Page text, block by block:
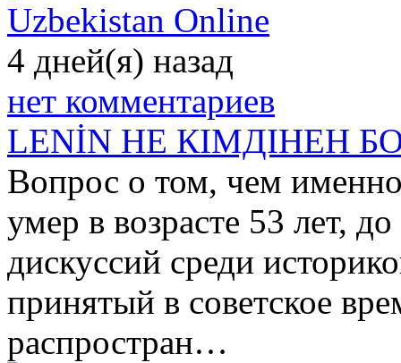
Uzbekistan Online
4 дней(я) назад
нет комментариев
LENİN НЕ КІМДІНЕН
Вопрос о том, чем
умер в возрасте 53 лет,
дискуссий среди
принятый в советское
распростран…